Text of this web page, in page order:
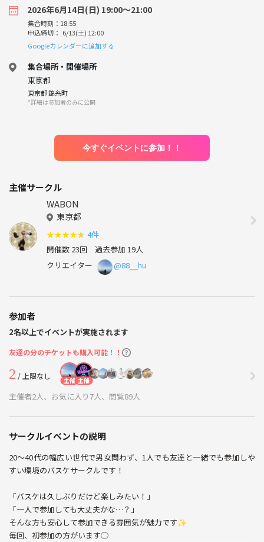
2026年6月14日(日) 19:00〜21:00
集合時刻：18:55
申込締切： 6/13(土) 12:00
Googleカレンダーに追加する
集合場所・開催場所
東京都
東京都 錦糸町
*詳細は参加者のみに公開
今すぐイベントに参加！！
主催サークル
WABON
東京都
★★★★★ 4件
開催数 23回 過去参加 19人
クリエイター
@88__hu
参加者
2名以上でイベントが実施されます
友達の分のチケットも購入可能！！
2 / 上限なし 主催 主催
主催者2人、お気に入り7人、閲覧89人
サークルイベントの説明
20～40代の幅広い世代で男女問わず、1人でも友達と一緒でも参加しや
すい環境のバスケサークルです！
「バスケは久しぶりだけど楽しみたい！」
「一人で参加しても大丈夫かな…？」
そんな方も安心して参加できる雰囲気が魅力です✨
毎回、初参加の方がいます◯